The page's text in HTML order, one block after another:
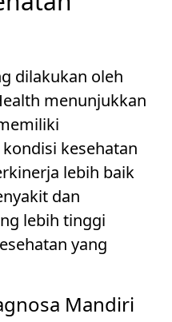
dilakukan oleh
menunjukkan
kesehatan
lebih baik
dan
lebih tinggi
yang
Mandiri